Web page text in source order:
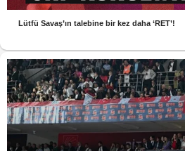
Lütfü Savaş’ın talebine bir kez daha ‘RET’!